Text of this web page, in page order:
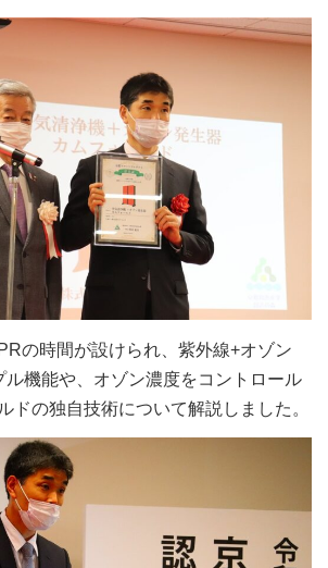
の時間が設けられ、紫外線+オゾン
ル機能や、オゾン濃度をコントロール
ドの独自技術について解説しました。